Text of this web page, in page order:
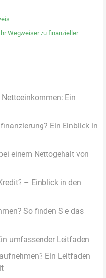
Wegweiser zu finanzieller
Ein
Ein Einblick in
einem Nettogehalt von
– Einblick in den
So finden Sie das
umfassender Leitfaden
Ein Leitfaden